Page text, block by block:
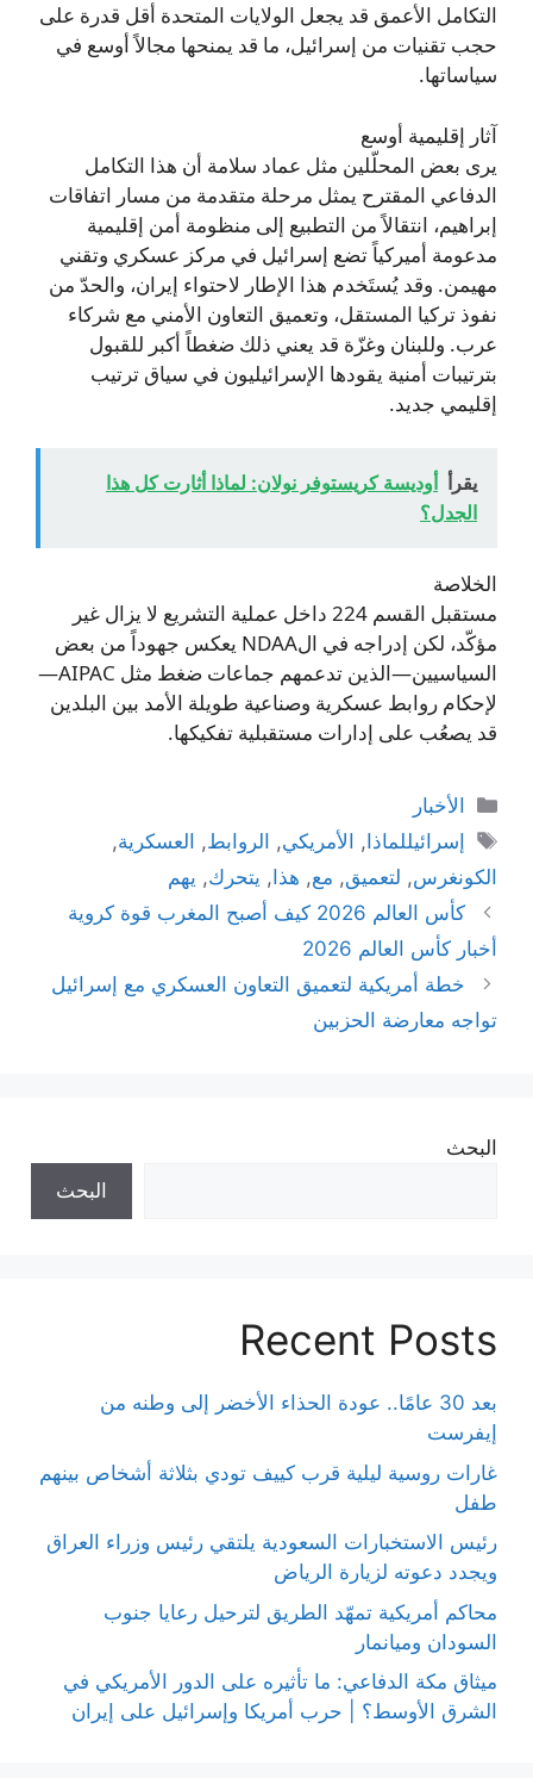
التكامل الأعمق قد يجعل الولايات المتحدة أقل قدرة على
حجب تقنيات من إسرائيل، ما قد يمنحها مجالاً أوسع في
سياساتها.
آثار إقليمية أوسع
يرى بعض المحلّلين مثل عماد سلامة أن هذا التكامل
الدفاعي المقترح يمثل مرحلة متقدمة من مسار اتفاقات
إبراهيم، انتقالاً من التطبيع إلى منظومة أمن إقليمية
مدعومة أميركياً تضع إسرائيل في مركز عسكري وتقني
مهيمن. وقد يُستَخدم هذا الإطار لاحتواء إيران، والحدّ من
نفوذ تركيا المستقل، وتعميق التعاون الأمني مع شركاء
عرب. وللبنان وغزّة قد يعني ذلك ضغطاً أكبر للقبول
بترتيبات أمنية يقودها الإسرائيليون في سياق ترتيب
إقليمي جديد.
يقرأ أوديسة كريستوفر نولان: لماذا أثارت كل هذا
الجدل؟
الخلاصة
مستقبل القسم 224 داخل عملية التشريع لا يزال غير
مؤكّد، لكن إدراجه في الNDAA يعكس جهوداً من بعض
السياسيين—الذين تدعمهم جماعات ضغط مثل AIPAC—
لإحكام روابط عسكرية وصناعية طويلة الأمد بين البلدين
قد يصعُب على إدارات مستقبلية تفكيكها.
التصنيفات
الأخبار
الوسوم
إسرائيللماذا , الأمريكي, الروابط, العسكرية,
الكونغرس, لتعميق, مع, هذا , يتحرك, يهم
كأس العالم 2026 كيف أصبح المغرب قوة كروية
أخبار كأس العالم 2026
خطة أمريكية لتعميق التعاون العسكري مع إسرائيل
تواجه معارضة الحزبين
البحث
البحث
Recent Posts
بعد 30 عامًا.. عودة الحذاء الأخضر إلى وطنه من
إيفرست
غارات روسية ليلية قرب كييف تودي بثلاثة أشخاص بينهم
طفل
رئيس الاستخبارات السعودية يلتقي رئيس وزراء العراق
ويجدد دعوته لزيارة الرياض
محاكم أمريكية تمهّد الطريق لترحيل رعايا جنوب
السودان وميانمار
ميثاق مكة الدفاعي: ما تأثيره على الدور الأمريكي في
الشرق الأوسط؟ | حرب أمريكا وإسرائيل على إيران